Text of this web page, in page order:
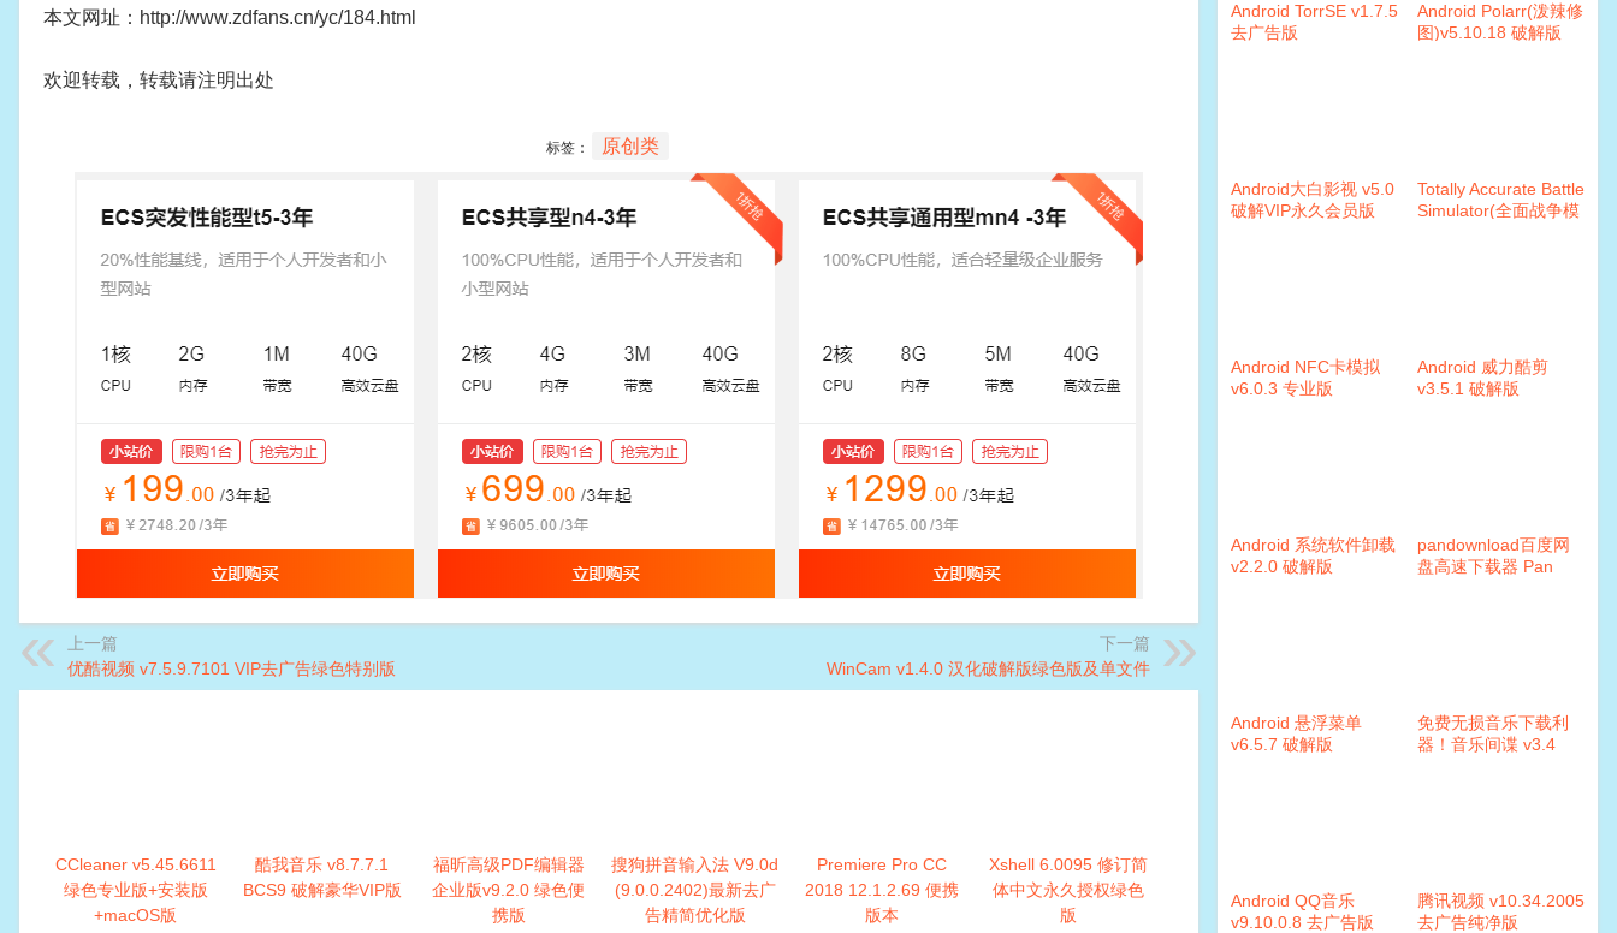
本文网址：http://www.zdfans.cn/yc/184.html
欢迎转载，转载请注明出处
标签： 原创类
上一篇
优酷视频 v7.5.9.7101 VIP去广告绿色特别版
下一篇
WinCam v1.4.0 汉化破解版绿色版及单文件
CCleaner v5.45.6611
绿色专业版+安装版
+macOS版
酷我音乐 v8.7.7.1
BCS9 破解豪华VIP版
福昕高级PDF编辑器
企业版v9.2.0 绿色便
携版
搜狗拼音输入法 V9.0d
(9.0.0.2402)最新去广
告精简优化版
Premiere Pro CC
2018 12.1.2.69 便携
版本
Xshell 6.0095 修订简
体中文永久授权绿色
版
Android TorrSE v1.7.5
去广告版
Android Polarr(泼辣修
图)v5.10.18 破解版
Android大白影视 v5.0
破解VIP永久会员版
Totally Accurate Battle
Simulator(全面战争模
Android NFC卡模拟
v6.0.3 专业版
Android 威力酷剪
v3.5.1 破解版
Android 系统软件卸载
v2.2.0 破解版
pandownload百度网
盘高速下载器 Pan
Android 悬浮菜单
v6.5.7 破解版
免费无损音乐下载利
器！音乐间谍 v3.4
Android QQ音乐
v9.10.0.8 去广告版
腾讯视频 v10.34.2005
去广告纯净版